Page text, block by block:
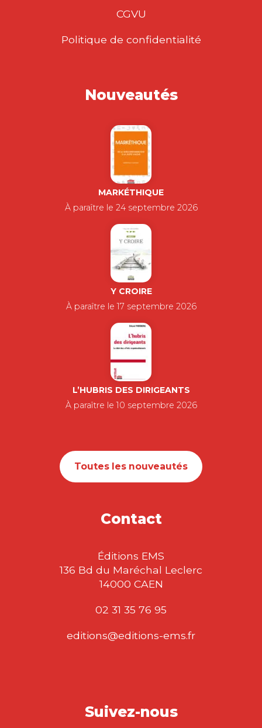
CGVU
Politique de confidentialité
Nouveautés
MARKÉTHIQUE
À paraître le 24 septembre 2026
Y CROIRE
À paraître le 17 septembre 2026
L’HUBRIS DES DIRIGEANTS
À paraître le 10 septembre 2026
Toutes les nouveautés
Contact
Éditions EMS
136 Bd du Maréchal Leclerc
14000 CAEN
02 31 35 76 95
editions@editions-ems.fr
Suivez-nous